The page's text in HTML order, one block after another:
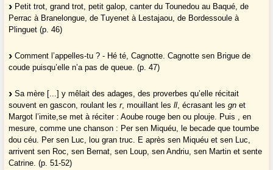
Petit trot, grand trot, petit galop, canter du Tounedou au Baqué, de
Perrac à Branelongue, de Tuyenet à Lestajaou, de Bordessoule à
Plinguet (p. 46)
Comment l’appelles-tu ? - Hé té, Cagnotte. Cagnotte sen Brigue de
coude puisqu’elle n’a pas de queue. (p. 47)
Sa mère [...] y mêlait des adages, des proverbes qu’elle récitait
souvent en gascon, roulant lesr, mouillant lesll, écrasant lesgn et
Margot l’imite,se met à réciter : Aoube rouge ben ou plouje. Puis , en
mesure, comme une chanson : Per sen Miquéu, le becade que toumbe
dou céu. Per sen Luc, lou gran truc. E après sen Miquéu et sen Luc,
arrivent sen Roc, sen Bernat, sen Loup, sen Andriu, sen Martin et sente
Catrine. (p. 51-52)